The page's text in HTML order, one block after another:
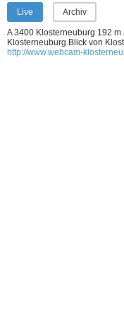
Live Archiv
A 3400 Klosterneuburg 192
Klosterneuburg.Blick von
http://www.webcam-